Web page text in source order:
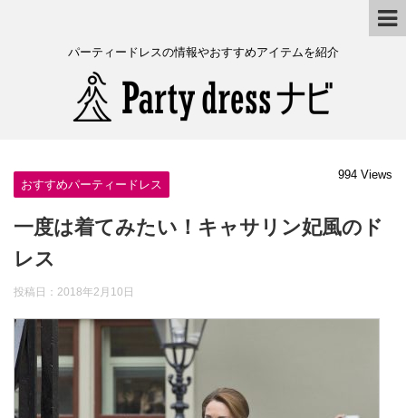
パーティードレスの情報やおすすめアイテムを紹介
おすすめパーティードレス
994 Views
一度は着てみたい！キャサリン妃風のド
レス
投稿日： 2018年2月10日